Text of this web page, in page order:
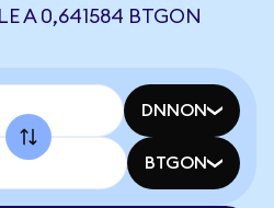
A 0,641584 BTGON
DNNON
BTGON